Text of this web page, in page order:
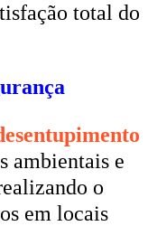
total do
ambientais e
o
em locais